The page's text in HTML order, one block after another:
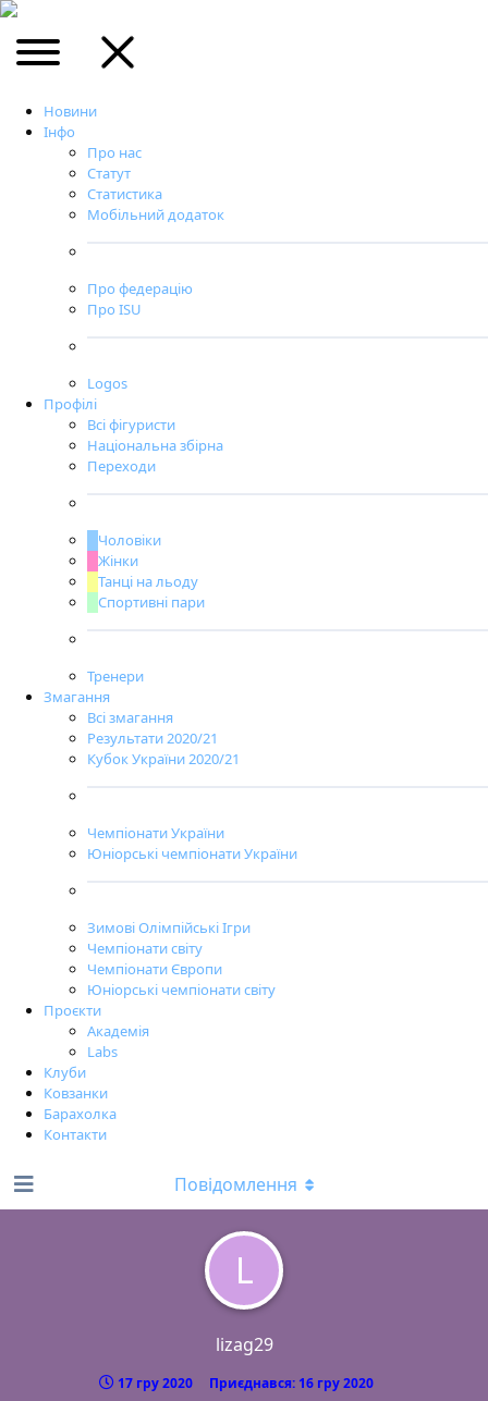
Новини
Інфо
Про нас
Статут
Статистика
Мобільний додаток
Про федерацію
Про ISU
Logos
Профілі
Всі фігуристи
Національна збірна
Переходи
Чоловіки
Жінки
Танці на льоду
Спортивні пари
Тренери
Змагання
Всі змагання
Результати 2020/21
Кубок України 2020/21
Чемпіонати України
Юніорські чемпіонати України
Зимові Олімпійські Ігри
Чемпіонати світу
Чемпіонати Європи
Юніорські чемпіонати світу
Проєкти
Академія
Labs
Клуби
Ковзанки
Барахолка
Контакти
L
lizag29
17 гру 2020 Приєднався: 16 гру 2020
Повідомлення